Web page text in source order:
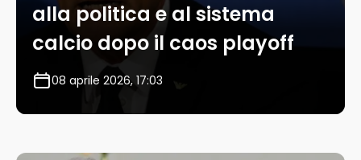
alla politica e al sistema
calcio dopo il caos playoff
08 aprile 2026, 17:03